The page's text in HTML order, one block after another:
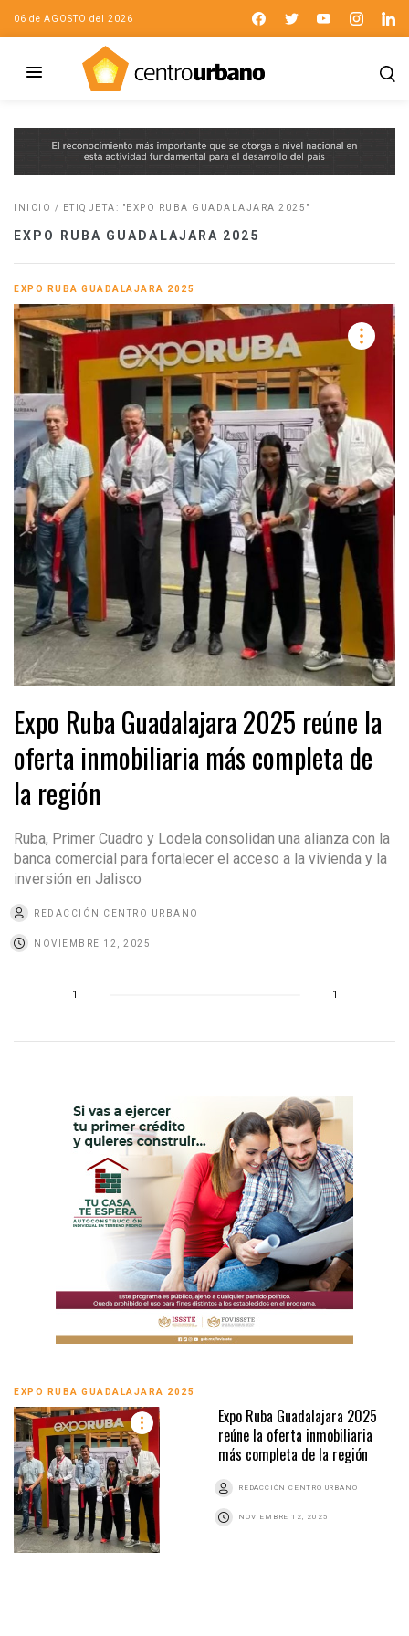
06 de AGOSTO del 2026
INICIO / ETIQUETA: "EXPO RUBA GUADALAJARA 2025"
EXPO RUBA GUADALAJARA 2025
EXPO RUBA GUADALAJARA 2025
Expo Ruba Guadalajara 2025 reúne la
oferta inmobiliaria más completa de
la región
Ruba, Primer Cuadro y Lodela consolidan una alianza con la
banca comercial para fortalecer el acceso a la vivienda y la
inversión en Jalisco
REDACCIÓN CENTRO URBANO
NOVIEMBRE 12, 2025
1 1
EXPO RUBA GUADALAJARA 2025
Expo Ruba Guadalajara 2025
reúne la oferta inmobiliaria
más completa de la región
REDACCIÓN CENTRO URBANO
NOVIEMBRE 12, 2025